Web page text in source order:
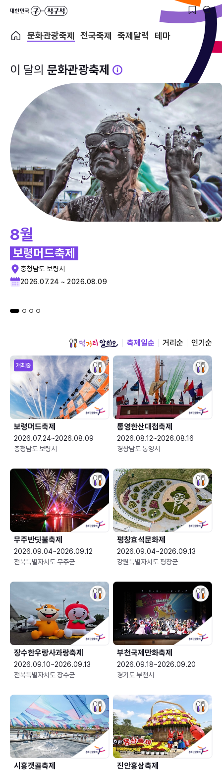
문화관광축제 전국축제 축제달력 테마
이 달의 문화관광축제
8월
보령머드축제
충청남도 보령시
2026.07.24 ~ 2026.08.09
축제일순 거리순 인기순
개최중
보령머드축제
2026.07.24~2026.08.09
충청남도 보령시
통영한산대첩축제
2026.08.12~2026.08.16
경상남도 통영시
무주반딧불축제
2026.09.04~2026.09.12
전북특별자치도 무주군
평창효석문화제
2026.09.04~2026.09.13
강원특별자치도 평창군
장수한우랑사과랑축제
2026.09.10~2026.09.13
전북특별자치도 장수군
부천국제만화축제
2026.09.18~2026.09.20
경기도 부천시
시흥갯골축제 진안홍삼축제